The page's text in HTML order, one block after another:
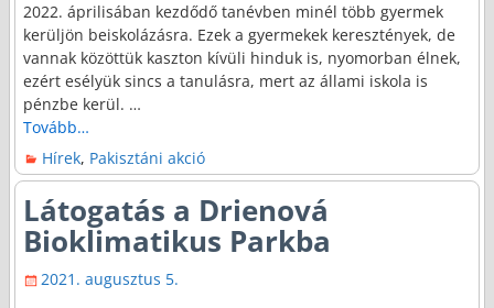
2022. áprilisában kezdődő tanévben minél több gyermek
kerüljön beiskolázásra. Ezek a gyermekek keresztények, de
vannak közöttük kaszton kívüli hinduk is, nyomorban élnek,
ezért esélyük sincs a tanulásra, mert az állami iskola is
pénzbe kerül. …
Tovább…
Hírek, Pakisztáni akció
Látogatás a Drienová
Bioklimatikus Parkba
2021. augusztus 5.